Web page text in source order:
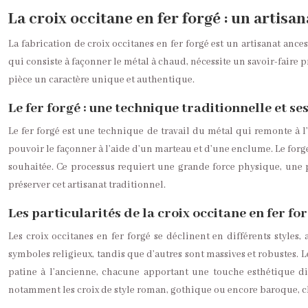
La croix occitane en fer forgé : un
La fabrication de croix occitanes en fer forgé est un artisanat
qui consiste à façonner le métal à chaud, nécessite un savoir-
pièce un caractère unique et authentique.
Le fer forgé : une technique traditionnelle et
Le fer forgé est une technique de travail du métal qui remonte à
pouvoir le façonner à l’aide d’un marteau et d’une enclume. Le
souhaitée. Ce processus requiert une grande force physique,
préserver cet artisanat traditionnel.
Les particularités de la croix occitane en fer
Les croix occitanes en fer forgé se déclinent en différents
symboles religieux, tandis que d’autres sont massives et
patine à l’ancienne, chacune apportant une touche
notamment les croix de style roman, gothique ou encore